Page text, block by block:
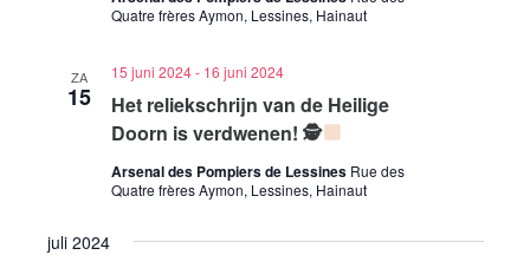
Quatre frères Aymon, Lessines, Hainaut
ZA
15
Het reliekschrijn van de Heilige
Doorn is verdwenen! 🕵
15 juni 2024- 16 juni 2024
Arsenal des Pompiers de Lessines Rue des
Quatre frères Aymon, Lessines, Hainaut
juli 2024